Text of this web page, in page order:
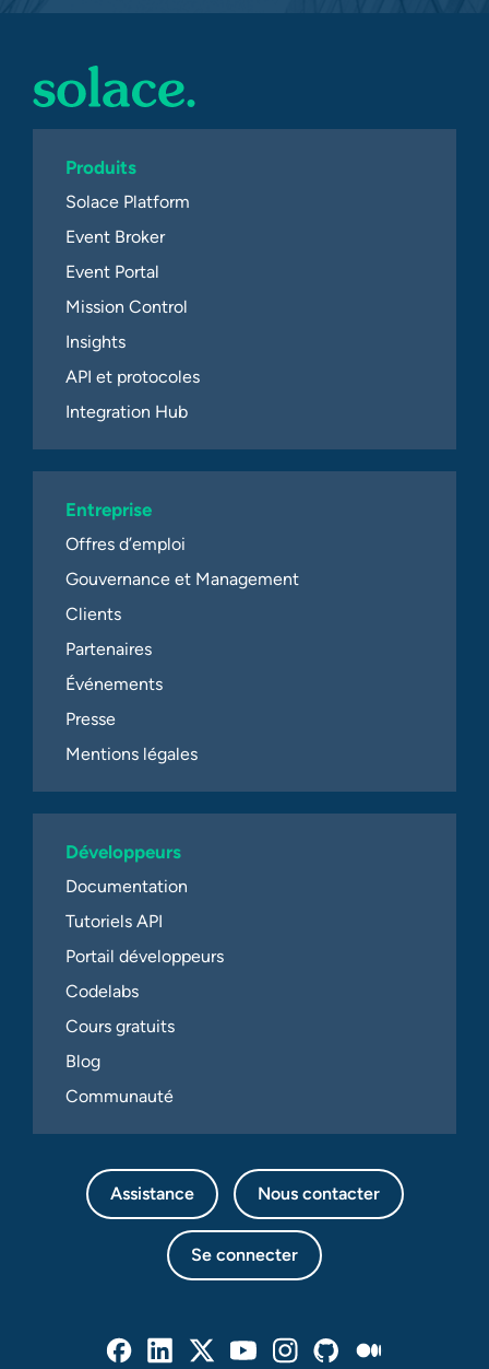
Produits
Solace Platform
Event Broker
Event Portal
Mission Control
Insights
API et protocoles
Integration Hub
Entreprise
Offres d’emploi
Gouvernance et Management
Clients
Partenaires
Événements
Presse
Mentions légales
Développeurs
Documentation
Tutoriels API
Portail développeurs
Codelabs
Cours gratuits
Blog
Communauté
Assistance Nous contacter
Se connecter